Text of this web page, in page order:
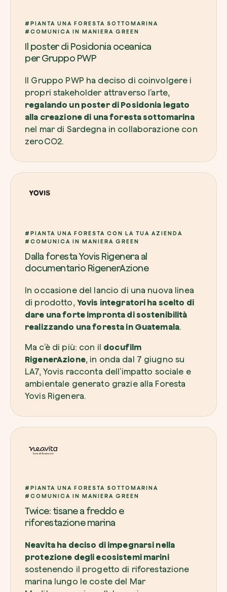
#PIANTA UNA FORESTA SOTTOMARINA
#COMUNICA IN MANIERA GREEN
Il poster di Posidonia oceanica
per Gruppo PWP
Il Gruppo PWP ha deciso di coinvolgere i
propri stakeholder attraverso l’arte,
regalando un poster di Posidonia legato
alla creazione di una foresta sottomarina
nel mar di Sardegna in collaborazione con
zeroCO2.
#PIANTA UNA FORESTA CON LA TUA AZIENDA
#COMUNICA IN MANIERA GREEN
Dalla foresta Yovis Rigenera al
documentario RigenerAzione
In occasione del lancio di una nuova linea
di prodotto, Yovis integratori ha scelto di
dare una forte impronta di sostenibilità
realizzando una foresta in Guatemala.
Ma c’è di più: con il docufilm
RigenerAzione, in onda dal 7 giugno su
LA7, Yovis racconta dell’impatto sociale e
ambientale generato grazie alla Foresta
Yovis Rigenera.
#PIANTA UNA FORESTA SOTTOMARINA
#COMUNICA IN MANIERA GREEN
Twice: tisane a freddo e
riforestazione marina
Neavita ha deciso di impegnarsi nella
protezione degli ecosistemi marini
sostenendo il progetto di riforestazione
marina lungo le coste del Mar
Inizia a esplorare
Usa il codice